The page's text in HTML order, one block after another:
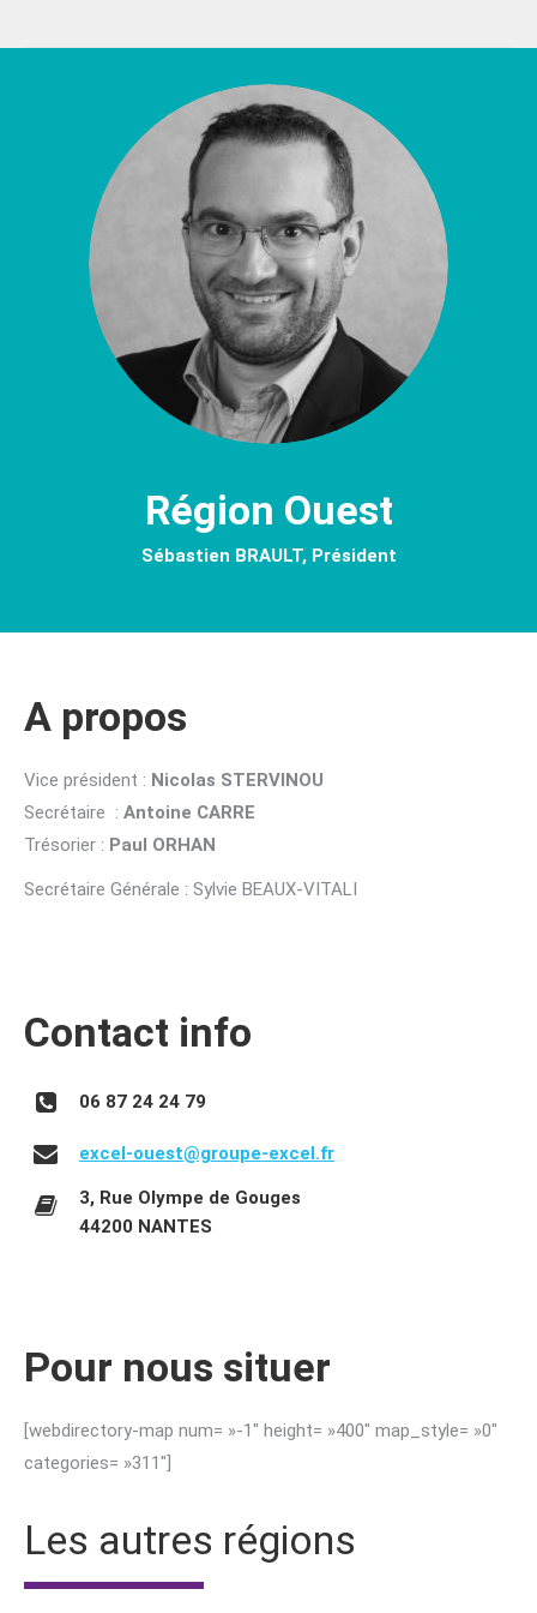
Région Ouest
Sébastien BRAULT, Président
A propos
Vice président : Nicolas STERVINOU
Secrétaire : Antoine CARRE
Trésorier : Paul ORHAN
Secrétaire Générale : Sylvie BEAUX-VITALI
Contact info
06 87 24 24 79
excel-ouest@groupe-excel.fr
3, Rue Olympe de Gouges
44200 NANTES
Pour nous situer
[webdirectory-map num= »-1″ height= »400″ map_style= »0″
categories= »311″]
Les autres régions